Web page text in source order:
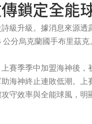
鎖定全能
級升級。據消息來源透
分烏克蘭國手布里茲克
賽季季中加盟海神後，
海神終止連敗低潮。上
守效率與全能球風，明